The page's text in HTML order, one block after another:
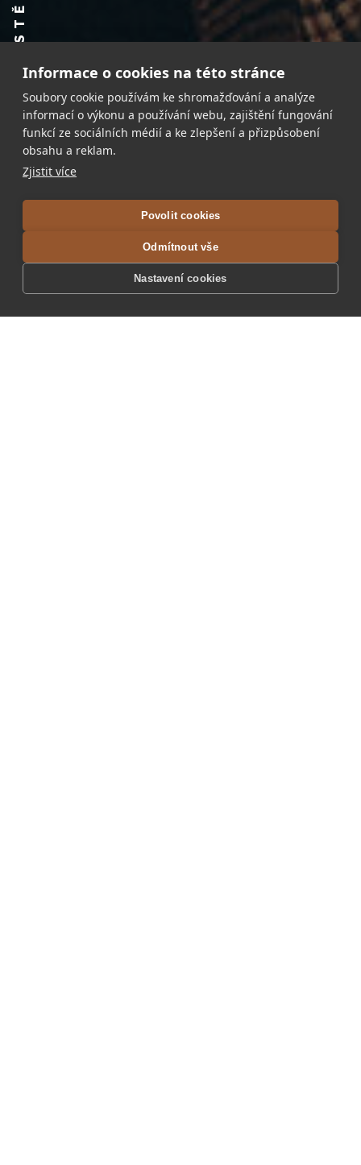
RANDE VE MĚSTĚInformace o cookies na této stránce
Soubory cookie používám ke shromažďování a analýze
informací o výkonu a používání webu, zajištění fungování
funkcí ze sociálních médií a ke zlepšení a přizpůsobení
obsahu a reklam.
Zjistit více
Povolit cookies
Odmítnout vše
Nastavení cookies